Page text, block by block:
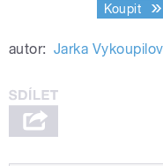
Koupit
autor: Jarka